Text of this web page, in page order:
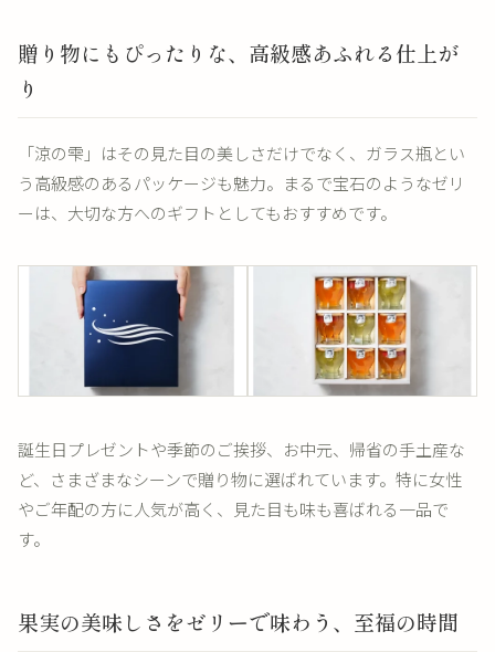
贈り物にもぴったりな、高級感あふれる仕上が
り
「涼の雫」はその見た目の美しさだけでなく、ガラス瓶とい
う高級感のあるパッケージも魅力。まるで宝石のようなゼリ
ーは、大切な方へのギフトとしてもおすすめです。
誕生日プレゼントや季節のご挨拶、お中元、帰省の手土産な
ど、さまざまなシーンで贈り物に選ばれています。特に女性
やご年配の方に人気が高く、見た目も味も喜ばれる一品で
す。
果実の美味しさをゼリーで味わう、至福の時間